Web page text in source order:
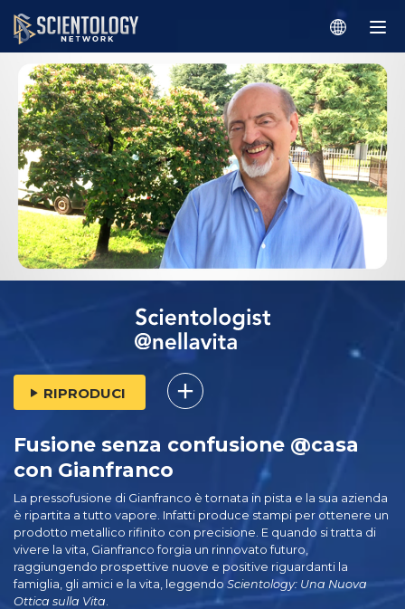
RIPRODUCI
Fusione senza confusione @casa
con Gianfranco
La pressofusione di Gianfranco è tornata in pista e la sua azienda
è ripartita a tutto vapore. Infatti produce stampi per ottenere un
prodotto metallico rifinito con precisione. E quando si tratta di
vivere la vita, Gianfranco forgia un rinnovato futuro,
raggiungendo prospettive nuove e positive riguardanti la
famiglia, gli amici e la vita, leggendo Scientology: Una Nuova
Ottica sulla Vita